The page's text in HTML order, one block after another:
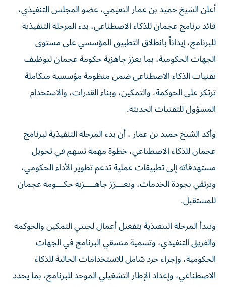
أعلن الشيخ حميد بن عمار النعيمي، عضو المجلس التنفيذي،
قائد برنامج عجمان للذكاء الاصطناعي، بدء المرحلة التنفيذية
للبرنامج، إيذاناً بانطلاق التطبيق المؤسسي على مستوى
الجهات الحكومية، بما يعزز جاهزية حكومة عجمان لتوظيف
تقنيات الذكاء الاصطناعي ضمن منظومة مؤسسية متكاملة
ترتكز على الحوكمة، والتمكين، وبناء القدرات، والاستخدام
المسؤول للتقنيات الحديثة.
وأكد الشيخ حميد بن عمار ، أن بدء المرحلة التنفيذية لبرنامج
عجمان للذكاء الاصطناعي، خطوة مهمة تسهم في تحويل
مستهدفاته إلى تطبيقات عملية تدعم تطوير الأداء الحكومي،
وترتقي بجودة الخدمات، وتعـــزز جاهــــزية حكـــومة عجمان
للمستقبل.
وتبدأ المرحلة التنفيذية بتفعيل أعمال لجنتي التمكين والحوكمة
والفريق التنفيذي، وتسمية منسقي البرنامج في الجهات
الحكومية، وإجراء جرد شامل للاستخدامات الحالية للذكاء
الاصطناعي، وإعداد الإطار التشغيلي الموحد للبرنامج، بما يحدد